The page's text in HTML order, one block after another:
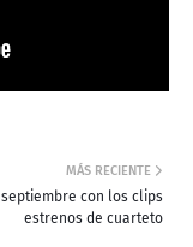
MÁS RECIENTE
septiembre con los clips
estrenos de cuarteto